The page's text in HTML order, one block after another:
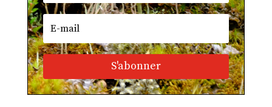
S'abonner